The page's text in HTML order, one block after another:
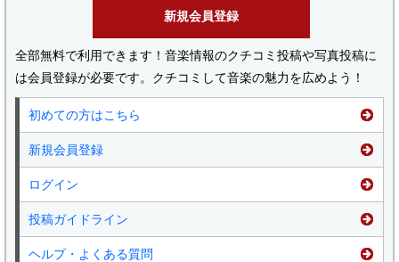
新規会員登録
全部無料で利用できます！音楽情報のクチコミ投稿や写真投稿に
は会員登録が必要です。クチコミして音楽の魅力を広めよう！
初めての方はこちら
新規会員登録
ログイン
投稿ガイドライン
ヘルプ・よくある質問